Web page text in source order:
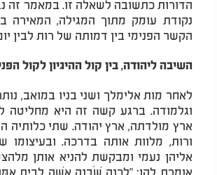
הדורות כתשובה לשאלה זו. במאמר זה
נקודת עומק מתוך המגילה, המאירה
הקשר הפנימי בין דמותה של רות לבין
השיבה ליהודה, בין קול ההיגיון לקול
לאחר מות אלימלך ושני בניו במואב,
וגלמודה. ברגע קשה זה היא מחליטה
ארץ מולדתה, ארץ יהודה. שתי כלותיה
ורות, מלוות אותה בדרכה. ובעיצומו
אליהן נעמי ומבקשת להניא אותן
אומרת להן: "לֵכְנָה שֹּׁבְנָה אִשָּׁה לְבֵית